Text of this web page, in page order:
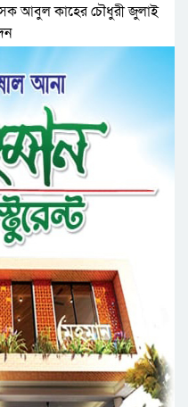
আবুল কাহের চৌধুরী জুলাই
মিছিল সম্পন্ন
উদ্যোগে সিলেটে বৃক্ষ রোপনের
প্রাণ গেল যুবকের
রচনা ও আবৃত্তি
বিতরণী অনুষ্ঠিত
দিবস উপলক্ষে
বিদ্যালয়ের নতুন ভবনের
“পারস্য কবিতা ও বাংলা